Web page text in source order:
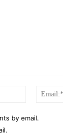
Name:*
by email.